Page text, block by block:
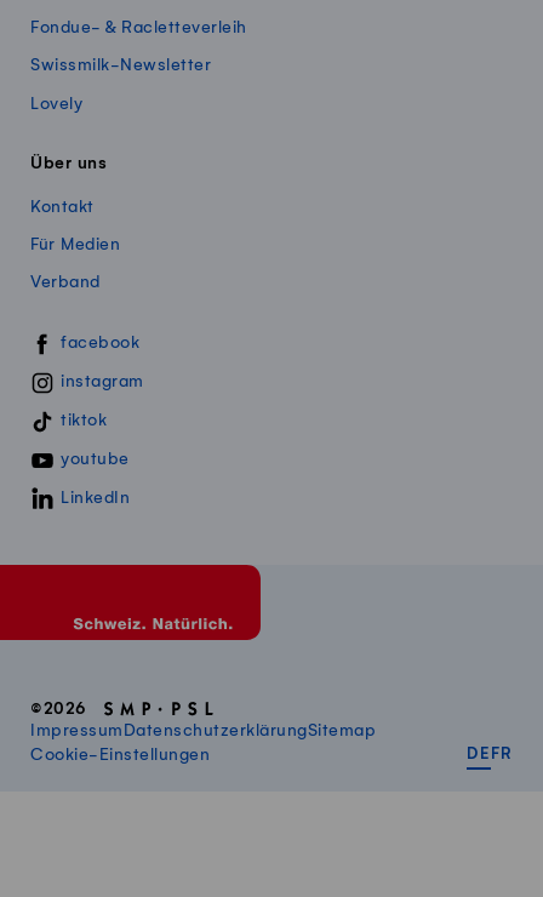
Fondue- & Racletteverleih
Swissmilk-Newsletter
Lovely
Über uns
Kontakt
Für Medien
Verband
Swissmillk auf Social Media
facebook
instagram
tiktok
youtube
LinkedIn
©2026
Impressum DatenschutzerklärungSitemap
Cookie-Einstellungen
DE FR